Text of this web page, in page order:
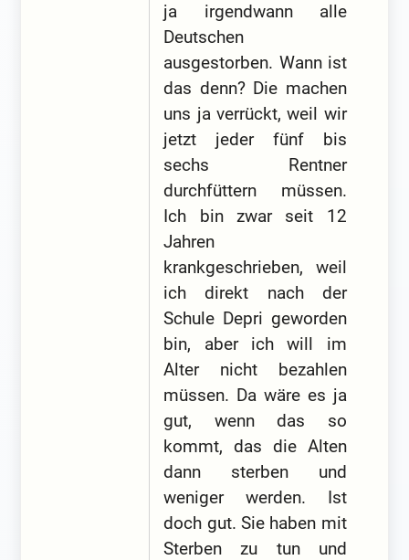
ja irgendwann alle
Deutschen
ausgestorben. Wann ist
das denn? Die machen
uns ja verrückt, weil wir
jetzt jeder fünf bis
sechs Rentner
durchfüttern müssen.
Ich bin zwar seit 12
Jahren
krankgeschrieben, weil
ich direkt nach der
Schule Depri geworden
bin, aber ich will im
Alter nicht bezahlen
müssen. Da wäre es ja
gut, wenn das so
kommt, das die Alten
dann sterben und
weniger werden. Ist
doch gut. Sie haben mit
Sterben zu tun und